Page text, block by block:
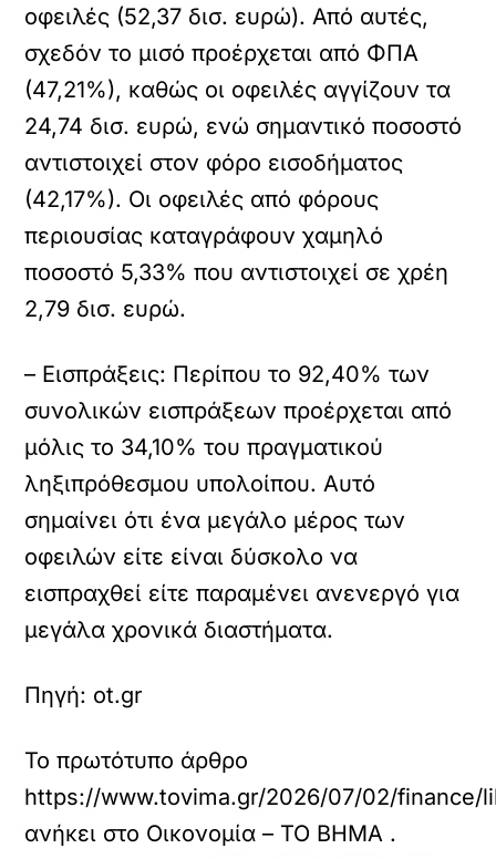
οφειλές (52,37 δισ. ευρώ). Από αυτές,
σχεδόν το μισό προέρχεται από ΦΠΑ
(47,21%), καθώς οι οφειλές αγγίζουν τα
24,74 δισ. ευρώ, ενώ σημαντικό ποσοστό
αντιστοιχεί στον φόρο εισοδήματος
(42,17%). Οι οφειλές από φόρους
περιουσίας καταγράφουν χαμηλό
ποσοστό 5,33% που αντιστοιχεί σε χρέη
2,79 δισ. ευρώ.
– Εισπράξεις: Περίπου το 92,40% των
συνολικών εισπράξεων προέρχεται από
μόλις το 34,10% του πραγματικού
ληξιπρόθεσμου υπολοίπου. Αυτό
σημαίνει ότι ένα μεγάλο μέρος των
οφειλών είτε είναι δύσκολο να
εισπραχθεί είτε παραμένει ανενεργό για
μεγάλα χρονικά διαστήματα.
Πηγή: ot.gr
Το πρωτότυπο άρθρο
https://www.tovima.gr/2026/07/02/
ανήκει στο Οικονομία – ΤΟ ΒΗΜΑ .